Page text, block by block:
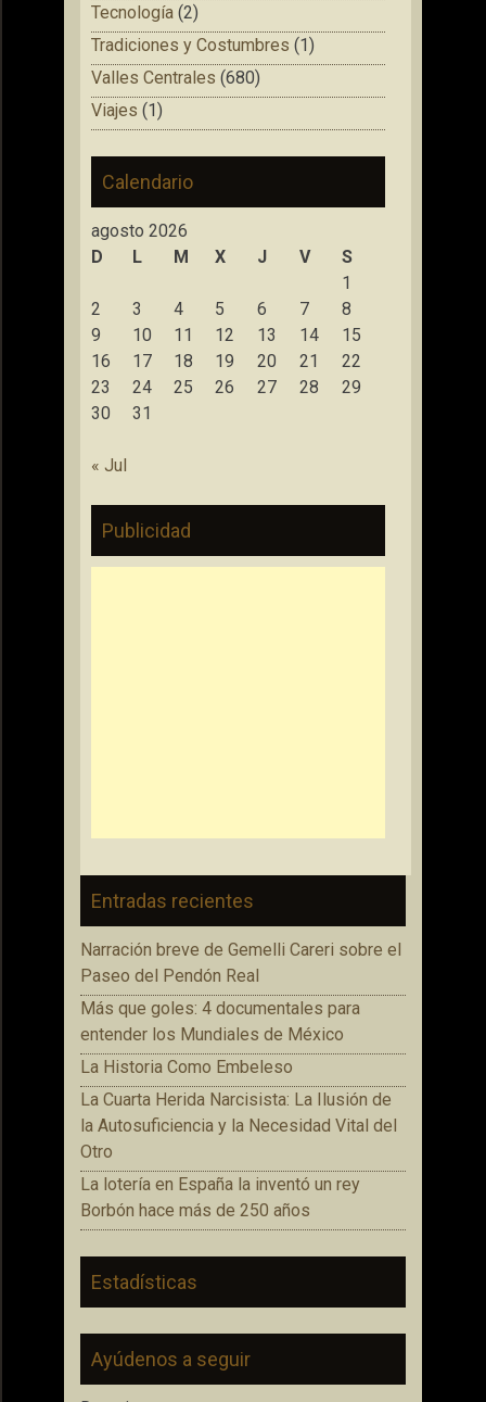
Tecnología (2)
Tradiciones y Costumbres (1)
Valles Centrales (680)
Viajes (1)
Calendario
agosto 2026
D
L M X J V
S
1
2
3 4 5 6 7
8
9
10 11 12 13 14
15
16
17 18 19 20 21
22
23
24 25 26 27 28
29
30
31
« Jul
Publicidad
Entradas recientes
Narración breve de Gemelli Careri sobre el
Paseo del Pendón Real
Más que goles: 4 documentales para
entender los Mundiales de México
La Historia Como Embeleso
La Cuarta Herida Narcisista: La Ilusión de
la Autosuficiencia y la Necesidad Vital del
Otro
La lotería en España la inventó un rey
Borbón hace más de 250 años
Estadísticas
Ayúdenos a seguir